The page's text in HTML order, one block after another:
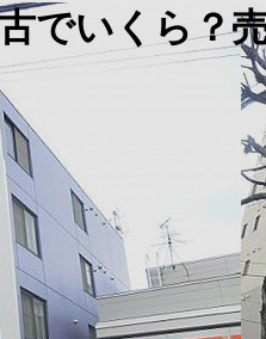
でいくら？